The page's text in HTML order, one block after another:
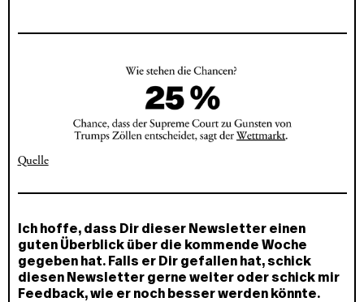
Quelle
Ich hoffe, dass Dir dieser Newsletter einen
guten Überblick über die kommende Woche
gegeben hat. Falls er Dir gefallen hat, schick
diesen Newsletter gerne weiter oder schick mir
Feedback, wie er noch besser werden könnte.